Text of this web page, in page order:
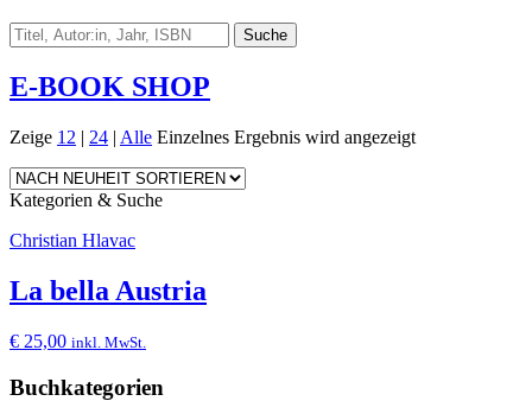
E-BOOK SHOP
Zeige 12 | 24 | Alle Einzelnes Ergebnis wird angezeigt
Kategorien & Suche
Christian Hlavac
La bella Austria
€ 25,00 inkl. MwSt.
Buchkategorien